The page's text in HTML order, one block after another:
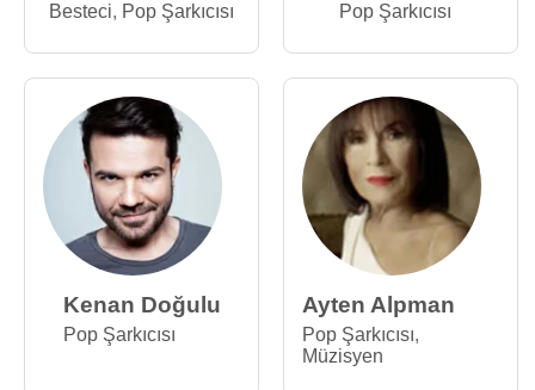
Besteci, Pop Şarkıcısı Pop Şarkıcısı
Kenan Doğulu
Pop Şarkıcısı
Ayten Alpman
Pop Şarkıcısı,
Müzisyen